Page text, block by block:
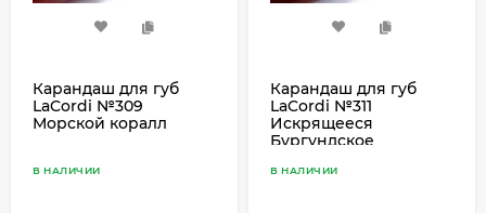
Карандаш для губ
LaCordi №309
Морской коралл
В НАЛИЧИИ
Карандаш для губ
LaCordi №311
Искрящееся
Бургундское
В НАЛИЧИИ